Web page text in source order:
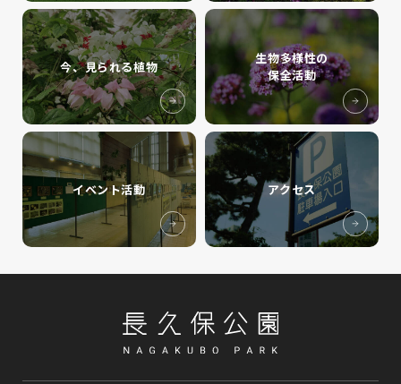
今、見られる植物
生物多様性の
保全活動
イベント活動 アクセス